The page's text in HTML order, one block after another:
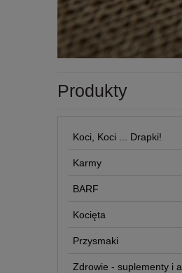
Produkty
Koci, Koci ... Drapki!
Karmy
BARF
Kocięta
Przysmaki
Zdrowie - suplementy i